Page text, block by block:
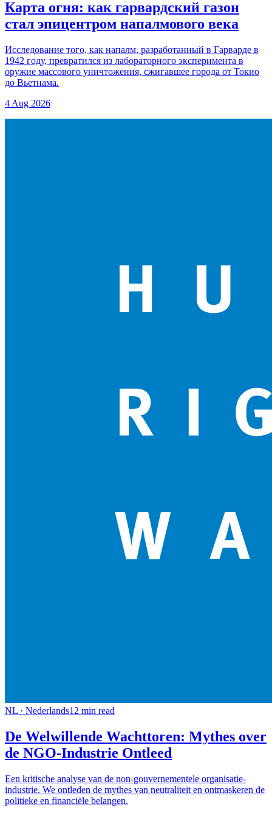
Карта огня: как гарвардский газон
стал эпицентром напалмового века
Исследование того, как напалм, разработанный в Гарварде в
1942 году, превратился из лабораторного эксперимента в
оружие массового уничтожения, сжигавшее города от Токио
до Вьетнама.
4 Aug 2026
NL · Nederlands12 min read
De Welwillende Wachttoren: Mythes over
de NGO-Industrie Ontleed
Een kritische analyse van de non-gouvernementele organisatie-
industrie. We ontleden de mythes van neutraliteit en ontmaskeren de
politieke en financiële belangen.